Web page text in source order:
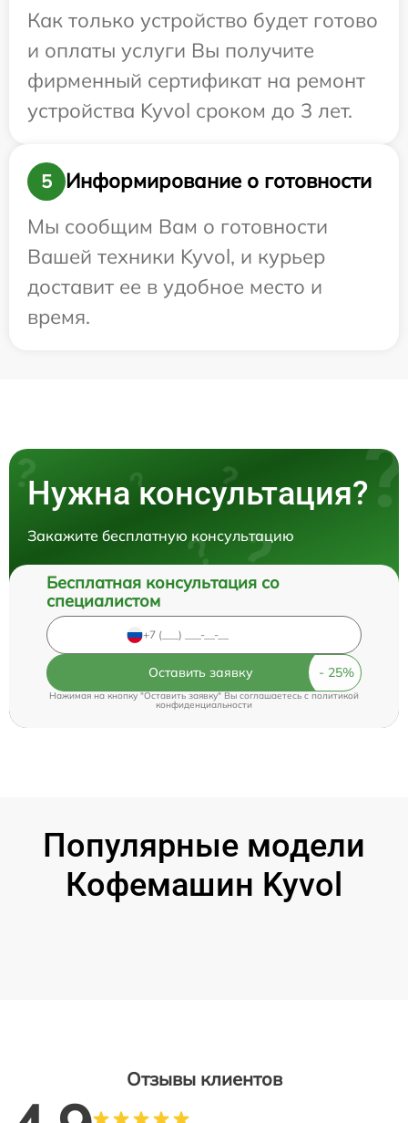
Как только устройство будет готово
и оплаты услуги Вы получите
фирменный сертификат на ремонт
устройства Kyvol сроком до 3 лет.
5
Информирование о готовности
Мы сообщим Вам о готовности
Вашей техники Kyvol, и курьер
доставит ее в удобное место и
время.
Нужна консультация?
Закажите бесплатную консультацию
Бесплатная консультация со
специалистом
Оставить заявку
Нажимая на кнопку "Оставить заявку" Вы соглашаетесь cполитикой
конфиденциальности
Популярные модели
Кофемашин Kyvol
Отзывы клиентов